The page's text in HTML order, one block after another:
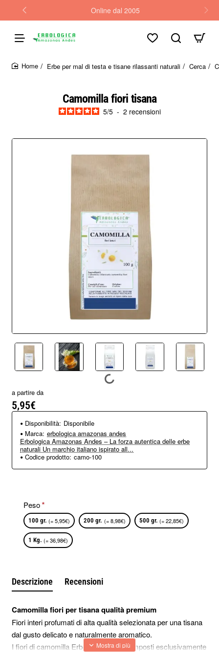
Online dal 2005
Camomilla fiori tisana
5/5 - 2 recensioni
Erbe per mal di testa e tisane rilassanti naturali Cerca
a partire da
5,95€
Disponibilità: Disponibile
Marca: erbologica amazonas andes
Erbologica Amazonas Andes – La forza autentica delle erbe
naturali Un marchio italiano ispirato all...
Codice prodotto: camo-100
Peso
100 gr. (= 5,95€) 200 gr. (= 8,98€) 500 gr. (= 22,85€)
1 Kg. (= 36,98€)
Descrizione Recensioni
Camomilla fiori per tisana qualità premium
Fiori interi profumati di alta qualità selezionata per una tisana
dal gusto delicato e naturalmente aromatico.
I fiori di camomilla Erbologica sono composti esclusivamente